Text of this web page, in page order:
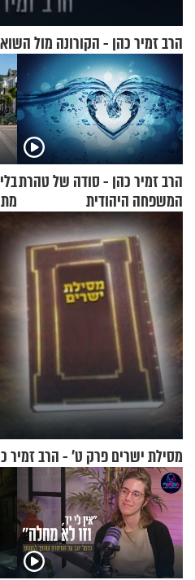
הרב זמיר כהן - הקורונה מול
הרב זמיר כהן - סודה של טהרת
המשפחה היהודית
מסילת ישרים פרק ט’ - הרב זמיר